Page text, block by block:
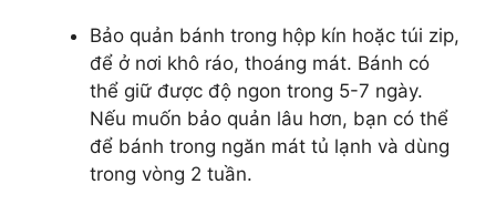
Bảo quản bánh trong hộp kín hoặc túi zip,
để ở nơi khô ráo, thoáng mát. Bánh có
thể giữ được độ ngon trong 5-7 ngày.
Nếu muốn bảo quản lâu hơn, bạn có thể
để bánh trong ngăn mát tủ lạnh và dùng
trong vòng 2 tuần.